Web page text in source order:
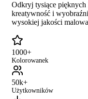
Odkryj tysiące
kreatywność i
wysokiej jakości
1000+
Kolorowanek
50k+
Użytkowników